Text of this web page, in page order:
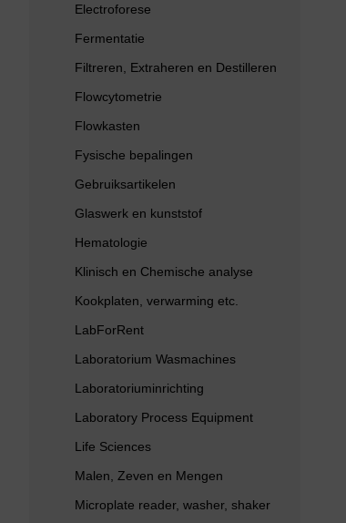
Electroforese
Fermentatie
Filtreren, Extraheren en Destilleren
Flowcytometrie
Flowkasten
Fysische bepalingen
Gebruiksartikelen
Glaswerk en kunststof
Hematologie
Klinisch en Chemische analyse
Kookplaten, verwarming etc.
LabForRent
Laboratorium Wasmachines
Laboratoriuminrichting
Laboratory Process Equipment
Life Sciences
Malen, Zeven en Mengen
Microplate reader, washer, shaker